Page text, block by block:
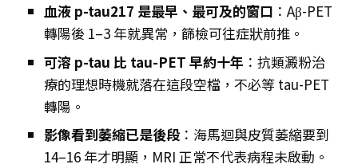
血液 p-tau217 是最早、最可及的窗口 ：Aβ-PET
轉陽後 1–3 年就異常，篩檢可往症狀前推。
可溶 p-tau 比 tau-PET 早約十年 ：抗類澱粉治
療的理想時機就落在這段空檔，不必等 tau-PET
轉陽。
影像看到萎縮已是後段 ：海馬迴與皮質萎縮要到
14–16 年才明顯，MRI 正常不代表病程未啟動。